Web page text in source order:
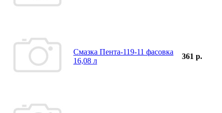
Смазка Пента-119-11 фасовка
16,08 л
361 р.